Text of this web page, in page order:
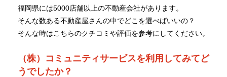
福岡県には5000店舗以上の不動産会社があります。
そんな数ある不動産屋さんの中でどこを選べばいいの？
そんな時はこちらのクチコミや評価を参考にしてください。
（株）コミュニティサービスを利用してみてど
うでしたか？